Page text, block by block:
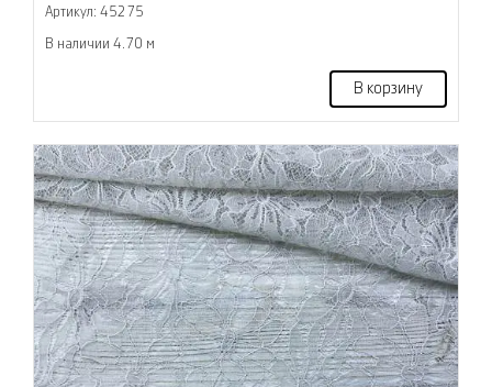
Артикул: 45275
В наличии 4.70 м
В корзину